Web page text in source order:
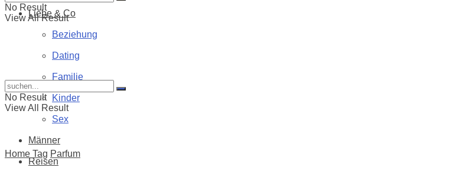
Liebe & Co
Beziehung
Dating
Familie
Kinder
Sex
Männer
Reisen
No Result
View All Result
No Result
View All Result
Home Tag Parfum